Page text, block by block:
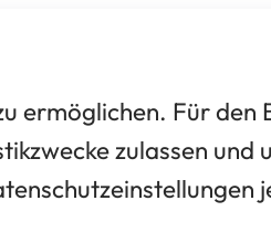
ermöglichen. Für den
zulassen und